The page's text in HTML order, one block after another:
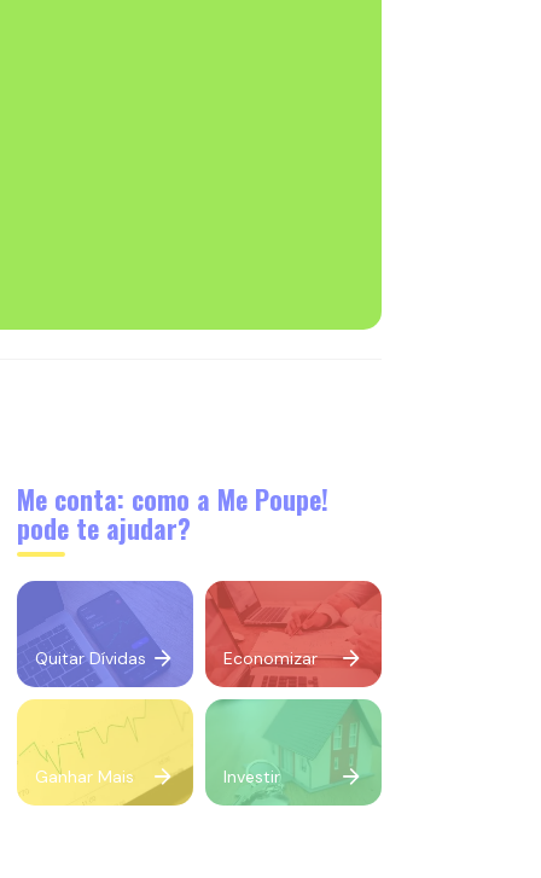
Me conta: como a Me Poupe!
pode te ajudar?
Quitar Dívidas Economizar
Ganhar Mais Investir